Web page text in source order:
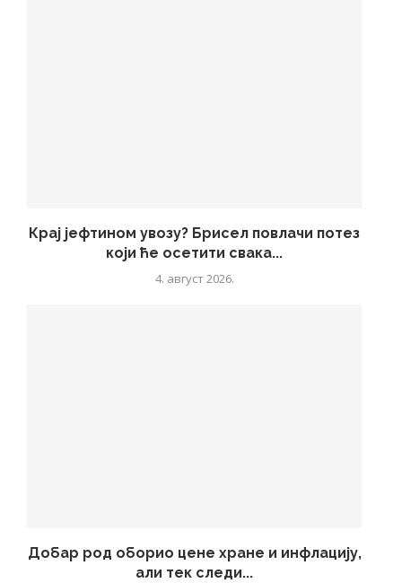
Крај јефтином увозу? Брисел повлачи потез
који ће осетити свака...
4. август 2026.
Добар род оборио цене хране и инфлацију,
али тек следи...